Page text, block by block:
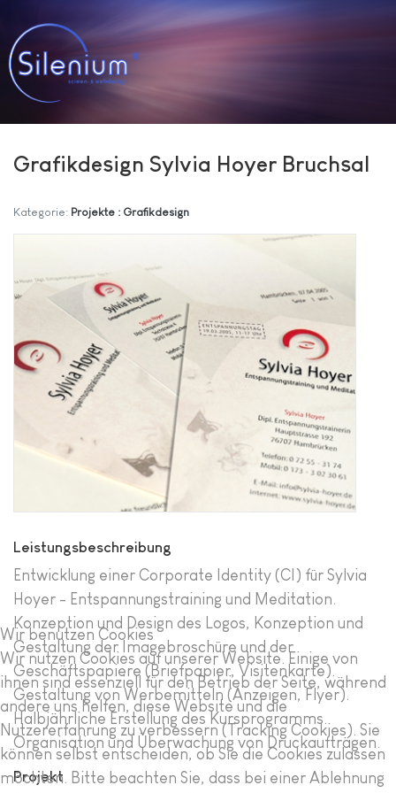
Grafikdesign Sylvia Hoyer Bruchsal
Kategorie: Projekte : Grafikdesign
Leistungsbeschreibung
Entwicklung einer Corporate Identity (CI) für Sylvia
Hoyer - Entspannungstraining und Meditation.
Konzeption und Design des Logos, Konzeption und
Gestaltung der Imagebroschüre und der
Geschäftspapiere (Briefpapier, Visitenkarte).
Gestaltung von Werbemitteln (Anzeigen, Flyer).
Halbjährliche Erstellung des Kursprogramms.
Organisation und Überwachung von Druckaufträgen.
Projekt
Wir benutzen Cookies
Wir nutzen Cookies auf unserer Website. Einige von
ihnen sind essenziell für den Betrieb der Seite, während
andere uns helfen, diese Website und die
Nutzererfahrung zu verbessern (Tracking Cookies). Sie
können selbst entscheiden, ob Sie die Cookies zulassen
möchten. Bitte beachten Sie, dass bei einer Ablehnung